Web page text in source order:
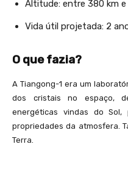
Altitude: entre 380 km
Vida útil projetada: 2
O que fazia?
A Tiangong-1 era um
dos cristais no espaço,
energéticas vindas do
propriedades da atmosfera.
Terra.